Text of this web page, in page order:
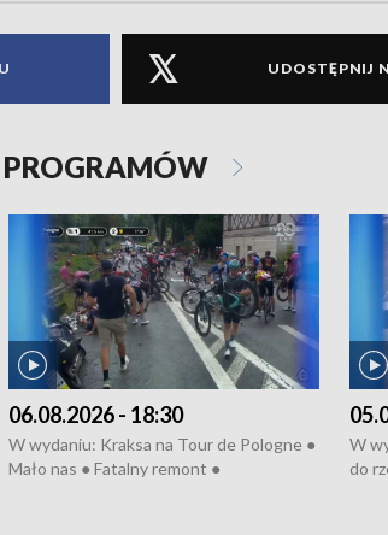
UDOSTĘPNIJ
06.08.2026 - 18:30
W wydaniu: Kraksa na Tour de Pologne ●
Mało nas ● Fatalny remont ●
W
do